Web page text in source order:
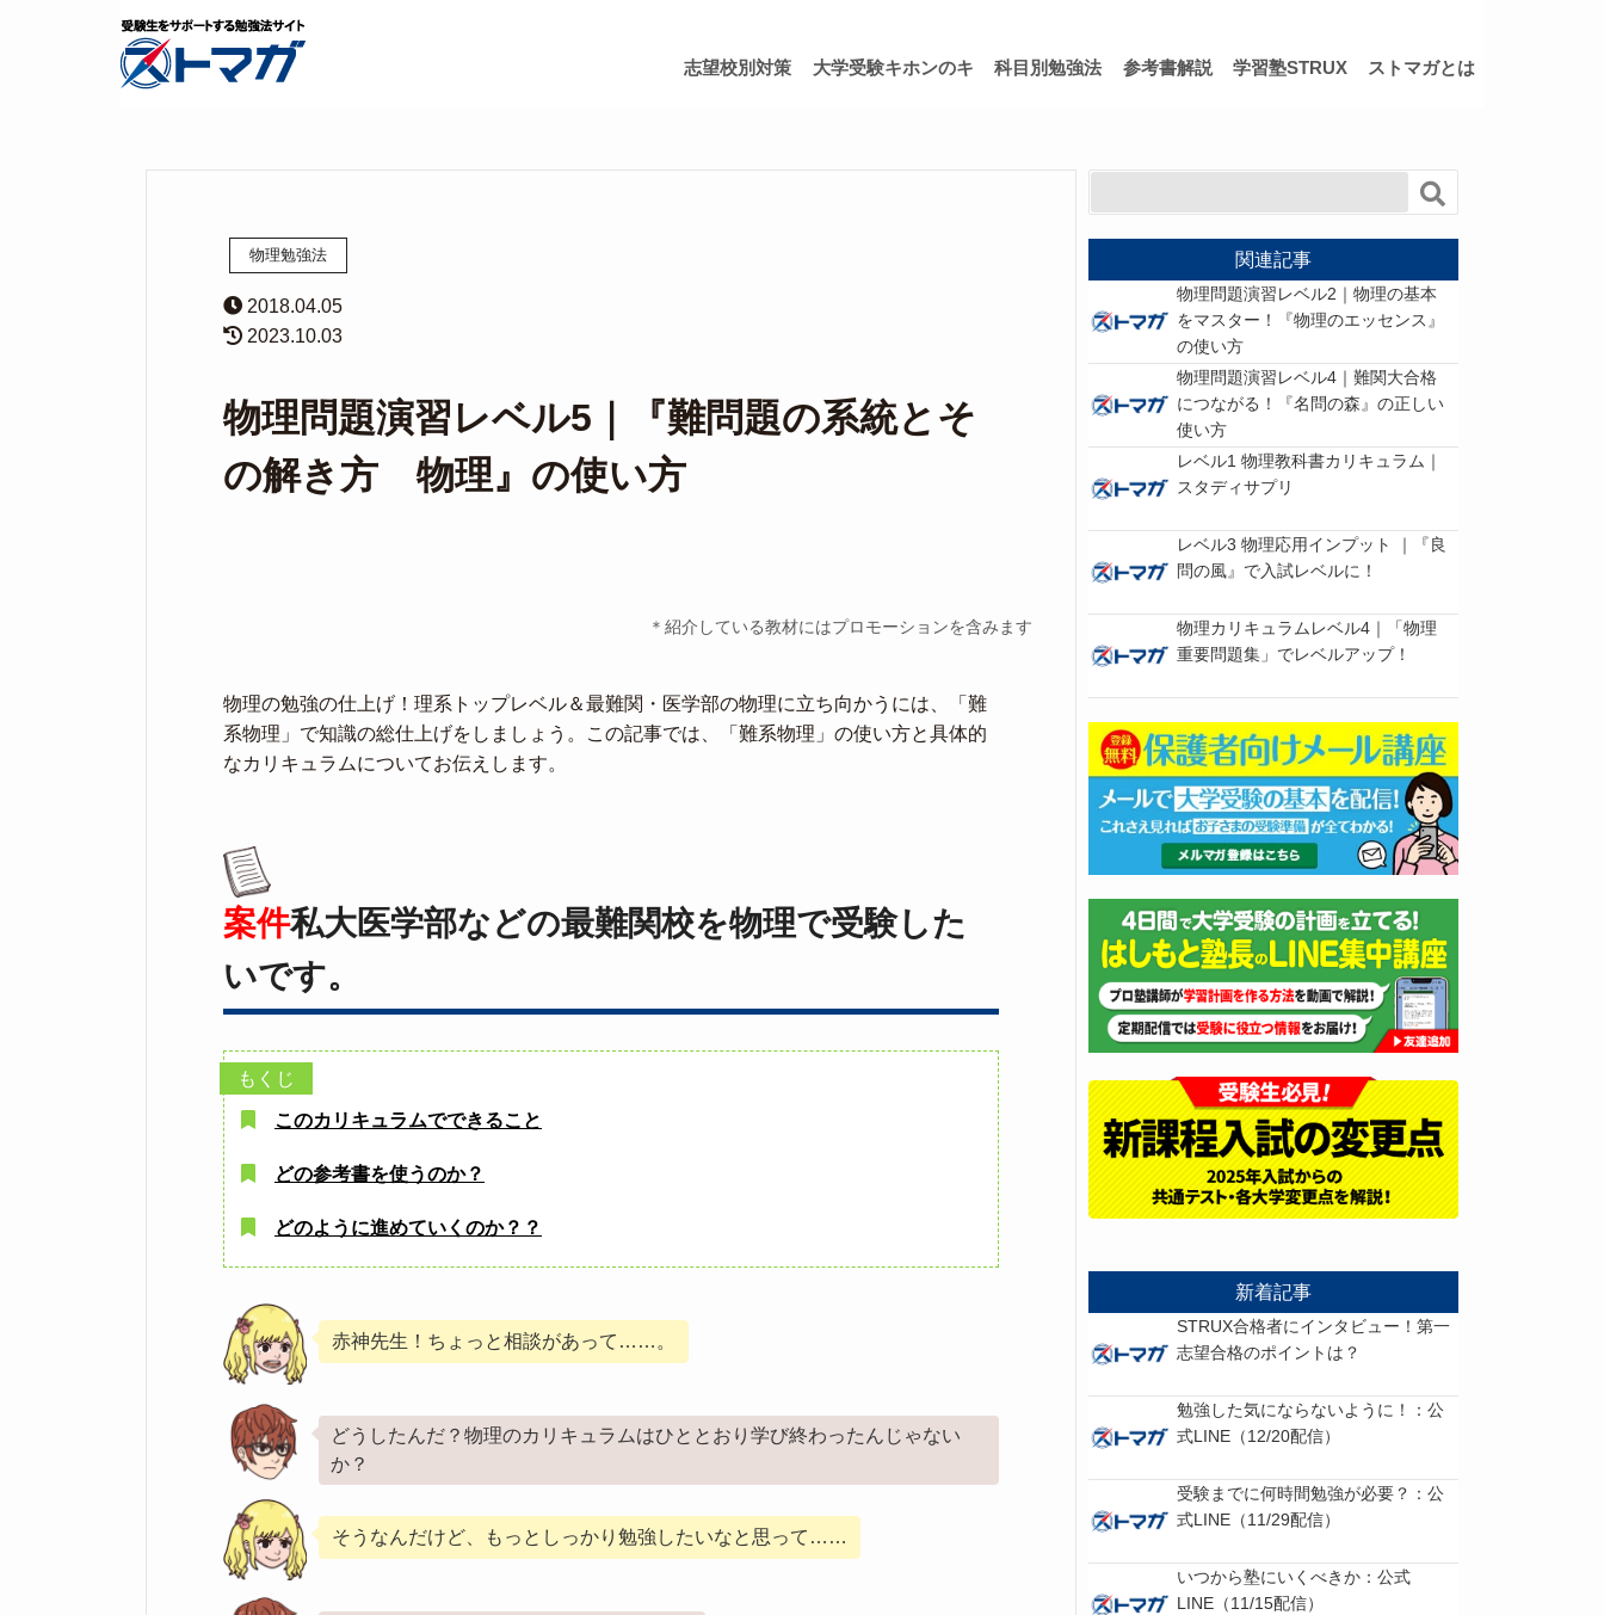
志望校別対策 大学受験キホンのキ 科目別勉強法 参考書解説 学習塾STRUX ストマガとは
物理勉強法
2018.04.05
2023.10.03
物理問題演習レベル5｜『難問題の系統とそ
の解き方 物理』の使い方
＊紹介している教材にはプロモーションを含みます
物理の勉強の仕上げ！理系トップレベル＆最難関・医学部の物理に立ち向かうには、「難
系物理」で知識の総仕上げをしましょう。この記事では、「難系物理」の使い方と具体的
なカリキュラムについてお伝えします。
案件私大医学部などの最難関校を物理で受験した
いです。
このカリキュラムでできること
どの参考書を使うのか？
どのように進めていくのか？？
赤神先生！ちょっと相談があって……。
どうしたんだ？物理のカリキュラムはひととおり学び終わったんじゃない
か？
そうなんだけど、もっとしっかり勉強したいなと思って……
関連記事
物理問題演習レベル2｜物理の基本
をマスター！『物理のエッセンス』
の使い方
物理問題演習レベル4｜難関大合格
につながる！『名問の森』の正しい
使い方
レベル1 物理教科書カリキュラム｜
スタディサプリ
レベル3 物理応用インプット ｜『良
問の風』で入試レベルに！
物理カリキュラムレベル4｜「物理
重要問題集」でレベルアップ！
新着記事
STRUX合格者にインタビュー！第一
志望合格のポイントは？
勉強した気にならないように！：公
式LINE（12/20配信）
受験までに何時間勉強が必要？：公
式LINE（11/29配信）
いつから塾にいくべきか：公式
LINE（11/15配信）